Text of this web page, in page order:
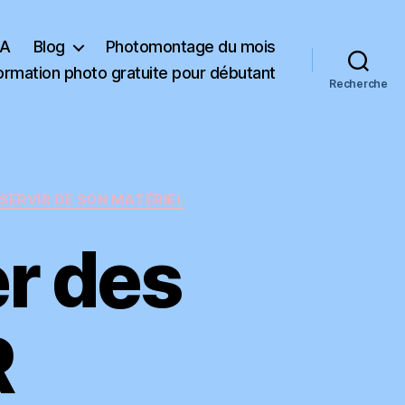
Blog
Photomontage du mois
photo gratuite pour débutant
Recherche
DE SON MATÉRIEL
des
RECEVOIR LE
LIVRE